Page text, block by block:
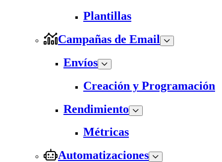
Plantillas
Campañas de Email
Envíos
Creación y Programación
Rendimiento
Métricas
Automatizaciones